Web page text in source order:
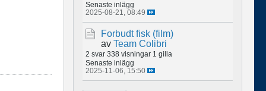
Senaste inlägg
2025-08-21, 08:49
Forbudt fisk (film)
av Team Colibri
2 svar 338 visningar 1 gilla
Senaste inlägg
2025-11-06, 15:50